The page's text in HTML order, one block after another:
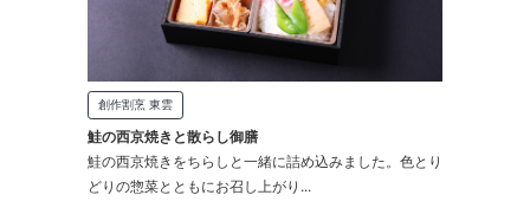
創作割烹 東雲
鮭の西京焼きと散らし御膳
鮭の西京焼きをちらしと一緒に詰め込みました。色とり
どりの惣菜とともにお召し上がり...